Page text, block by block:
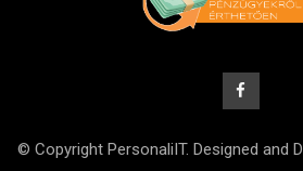
© Copyright PersonaliIT. Designed and